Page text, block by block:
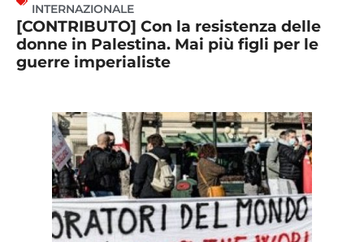
INTERNAZIONALE
[CONTRIBUTO] Con la resistenza delle
donne in Palestina. Mai più figli per le
guerre imperialiste